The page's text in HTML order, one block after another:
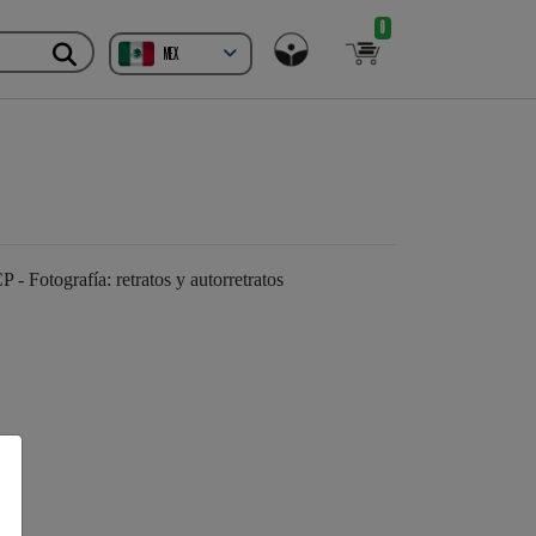
MEX
0
- Fotografía: retratos y autorretratos